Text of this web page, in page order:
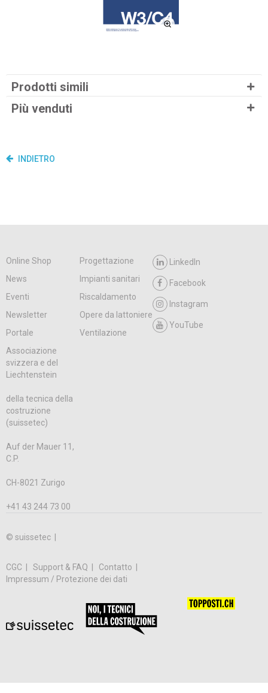
Prodotti simili
Più venduti
INDIETRO
Online Shop
Progettazione
News
Impianti sanitari
Eventi
Riscaldamento
Newsletter
Opere da lattoniere
Portale
Ventilazione
LinkedIn
Facebook
Instagram
YouTube
Associazione
svizzera e del
Liechtenstein
della tecnica della
costruzione
(suissetec)
Auf der Mauer 11,
C.P.
CH-8021 Zurigo
+41 43 244 73 00
© suissetec |
CGC Support & FAQ
Contatto
Impressum / Protezione dei dati